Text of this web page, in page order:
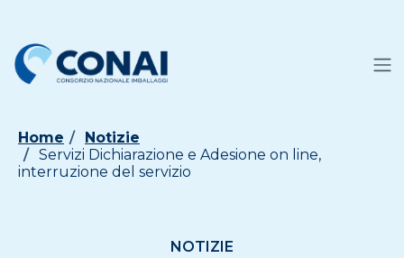
Home
Notizie
Servizi Dichiarazione e Adesione on line,
interruzione del servizio
NOTIZIE